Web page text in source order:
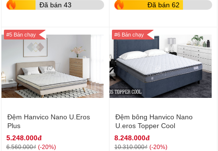
Đã bán 43 Đã bán 62
#5 Bán chạy
Đệm Hanvico Nano U.Eros
Plus
5.248.000đ
6.560.000₫ (-20%)
#6 Bán chạy
Đệm bông Hanvico Nano
U.eros Topper Cool
8.248.000đ
10.310.000₫ (-20%)